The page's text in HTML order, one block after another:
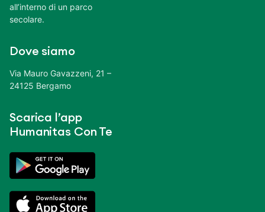
all’interno di un parco
secolare.
Dove siamo
Via Mauro Gavazzeni, 21 –
24125 Bergamo
Scarica l’app
Humanitas Con Te